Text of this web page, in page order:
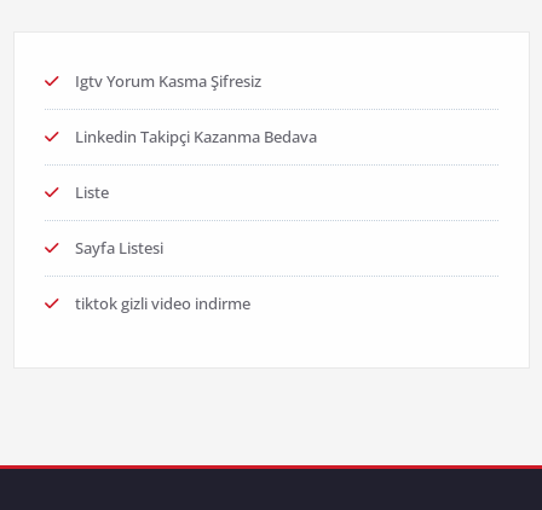
Igtv Yorum Kasma Şifresiz
Linkedin Takipçi Kazanma Bedava
Liste
Sayfa Listesi
tiktok gizli video indirme